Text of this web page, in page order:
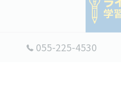
055-225-4530
© 2026 山梨県甲府市の塾ならライト